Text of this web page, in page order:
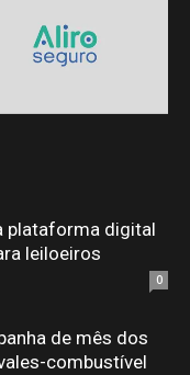
plataforma digital
leiloeiros
0
de mês dos
combustível